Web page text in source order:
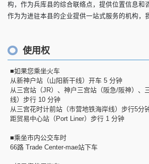
构，作为兵库县的综合联络点，提供位置信息和
作为为进驻本县的企业提供一站式服务的机构，
使用权
■如果您乘坐火车
从新神户站（山阳新干线）开车 5 分钟
从三宫站（JR）、神户三宫站（阪急/阪神）、
线）步行 10 分钟
从三宫花时计前站（市营地铁海岸线）步行5分
距贸易中心站（Port Liner）步行 1 分钟
■乘坐市内公交车时
66路 Trade Center-mae站下车